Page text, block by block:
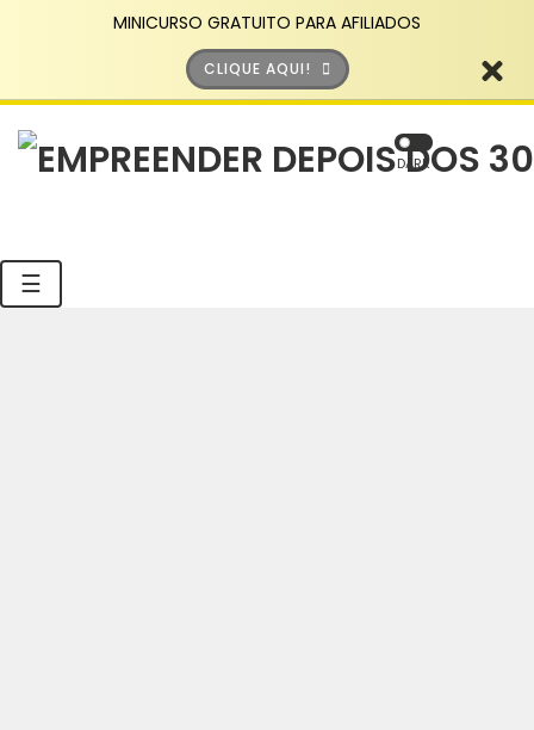
MINICURSO GRATUITO PARA AFILIADOS
CLIQUE AQUI!
☰
DARK